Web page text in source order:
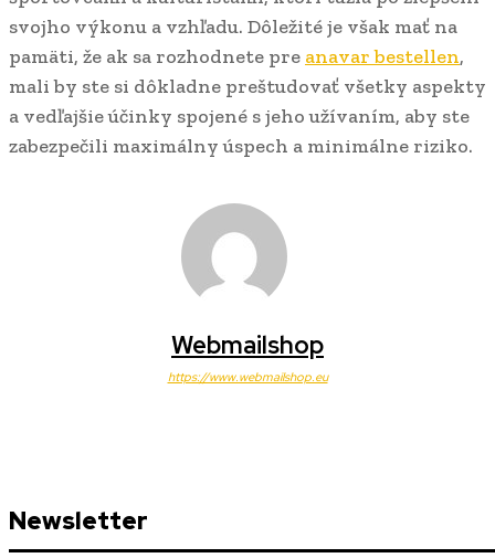
svojho výkonu a vzhľadu. Dôležité je však mať na
pamäti, že ak sa rozhodnete pre anavar bestellen,
mali by ste si dôkladne preštudovať všetky aspekty
a vedľajšie účinky spojené s jeho užívaním, aby ste
zabezpečili maximálny úspech a minimálne riziko.
Webmailshop
https://www.webmailshop.eu
Newsletter